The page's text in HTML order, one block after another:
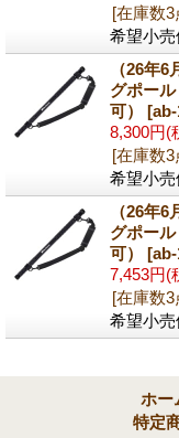
[在庫数3
希望小売
（26年
グポー
可） [ab-
8,300円(
[在庫数3
希望小売
（26年
グポー
可） [ab-
7,453円(
[在庫数3
希望小売
ホー
特定